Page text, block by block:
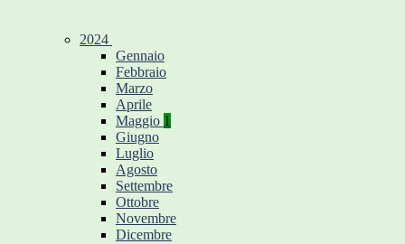
2024
Gennaio
Febbraio
Marzo
Aprile
Maggio 1
Giugno
Luglio
Agosto
Settembre
Ottobre
Novembre
Dicembre